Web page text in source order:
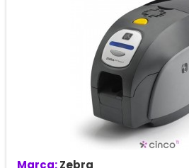
Marca:Zebra